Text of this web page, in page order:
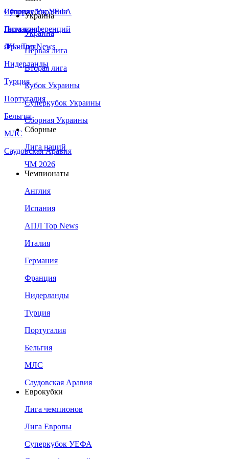
Сборная Украины
Италия
Германия
Франция
Нидерланды
Турция
Португалия
Бельгия
МЛС
Саудовская Аравия
Суперкубок УЕФА
Лига конференций
ЛЧ - Top News
Украина
Украина
Первая лига
Вторая лига
Кубок Украины
Суперкубок Украины
Сборная Украины
Сборные
Лига наций
ЧМ 2026
Чемпионаты
Англия
Испания
АПЛ Top News
Италия
Германия
Франция
Нидерланды
Турция
Португалия
Бельгия
МЛС
Саудовская Аравия
Еврокубки
Лига чемпионов
Лига Европы
Суперкубок УЕФА